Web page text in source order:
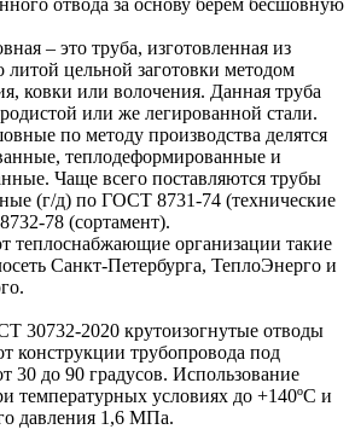
отвода за основу берем бесшовную
– это труба, изготовленная из
литой цельной заготовки методом
ковки или волочения. Данная труба
или же легированной стали.
по методу производства делятся
теплодеформированные и
Чаще всего поставляются трубы
(г/д) по ГОСТ 8731-74 (технические
78 (сортамент).
теплоснабжающие организации такие
Санкт-Петербурга, ТеплоЭнерго и
30732-2020 крутоизогнутые отводы
конструкции трубопровода под
30 до 90 градусов. Использование
температурных условиях до +140ºС и
давления 1,6 МПа.